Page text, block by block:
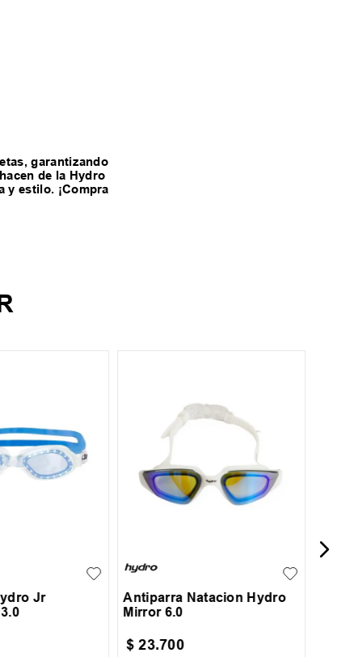
garantizando
de la Hydro
y estilo. ¡Compra
Jr
Antiparra Natacion Hydro
Mirror 6.0
$ 23.700